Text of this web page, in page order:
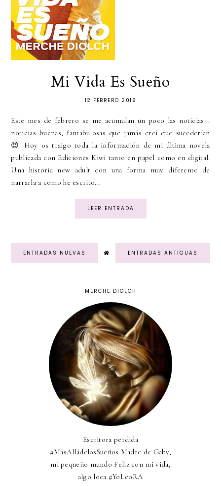
Mi Vida Es Sueño
12 FEBRERO 2019
Este mes de febrero se me acumulan un poco las noticias...
noticias buenas, fantabulosas que jamás creí que sucederían
😍 Hoy os traigo toda la información de mi última novela
publicada con Ediciones Kiwi tanto en papel como en digital.
Una historia new adult con una forma muy diferente de
narrarla a como he escrito...
LEER ENTRADA
ENTRADAS NUEVAS ENTRADAS ANTIGUAS
MERCHE DIOLCH
Escritora perdida
#MásAlládelosSueños Madre de Gaby,
mi pequeño mundo Feliz con mi vida,
algo loca #YoLeoRA